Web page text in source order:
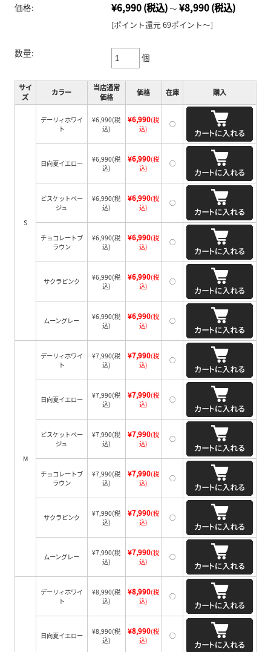
価格: ¥6,990(税込)～ ¥8,990(税込)
[ポイント還元 69ポイント～]
数量: 個
サイ
ズ
カラー
当店通常
価格
価格 在庫 購入
S
デーリィホワイ
ト
¥6,990(税
込)
¥6,990(税
込)
○
日向夏イエロー ¥6,990(税
込)
¥6,990(税
込)
○
ビスケットベー
ジュ
¥6,990(税
込)
¥6,990(税
込)
○
チョコレートブ
ラウン
¥6,990(税
込)
¥6,990(税
込)
○
サクラピンク ¥6,990(税
込)
¥6,990(税
込)
○
ムーングレー ¥6,990(税
込)
¥6,990(税
込)
○
M
デーリィホワイ
ト
¥7,990(税
込)
¥7,990(税
込)
○
日向夏イエロー ¥7,990(税
込)
¥7,990(税
込)
○
ビスケットベー
ジュ
¥7,990(税
込)
¥7,990(税
込)
○
チョコレートブ
ラウン
¥7,990(税
込)
¥7,990(税
込)
○
サクラピンク ¥7,990(税
込)
¥7,990(税
込)
○
ムーングレー ¥7,990(税
込)
¥7,990(税
込)
○
デーリィホワイ
ト
¥8,990(税
込)
¥8,990(税
込)
○
日向夏イエロー ¥8,990(税
込)
¥8,990(税
込)
○